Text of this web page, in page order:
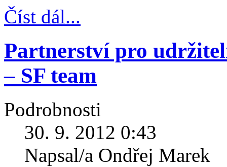
Číst dál...
Partnerství pro
– SF team
Podrobnosti
30. 9. 2012 0:43
Napsal/a Ondřej Marek